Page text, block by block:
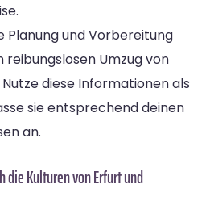
Planung und Vorbereitung
Umzug von
diese Informationen als
sie entsprechend deinen
an.
Kulturen von Erfurt und